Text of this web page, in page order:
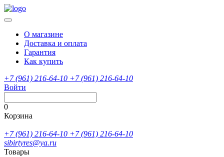
О магазине
Доставка и оплата
Гарантия
Как купить
+7 (961) 216-64-10 +7 (961) 216-64-10
Войти
0
Корзина
+7 (961) 216-64-10 +7 (961) 216-64-10
sibirtyres@ya.ru
Товары